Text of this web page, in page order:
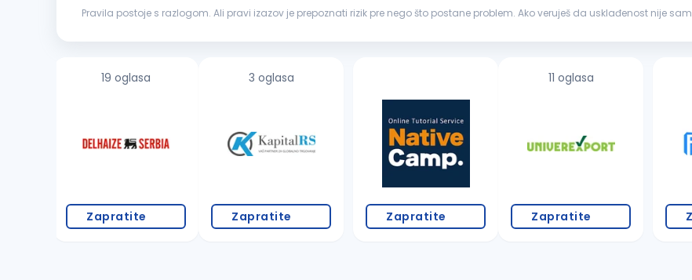
Pravila postoje s razlogom. Ali pravi izazov je prepoznati rizik pre nego što postane problem. Ako veruješ da usklađenost nije
19 oglasa
Zapratite
3 oglasa
Zapratite Zapratite
11 oglasa
Zapratite